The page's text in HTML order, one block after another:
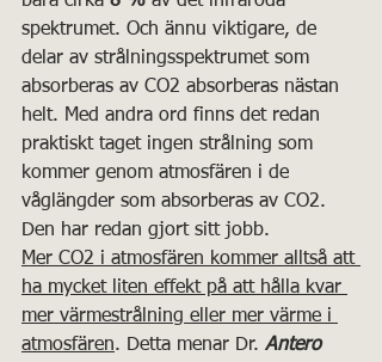
spektrumet. Och ännu viktigare, de
delar av strålningsspektrumet som
absorberas av CO2 absorberas nästan
helt. Med andra ord finns det redan
praktiskt taget ingen strålning som
kommer genom atmosfären i de
våglängder som absorberas av CO2.
Den har redan gjort sitt jobb.
Mer CO2 i atmosfären kommer alltså att
ha mycket liten effekt på att hålla kvar
mer värmestrålning eller mer värme i
atmosfären. Detta menar Dr. Antero